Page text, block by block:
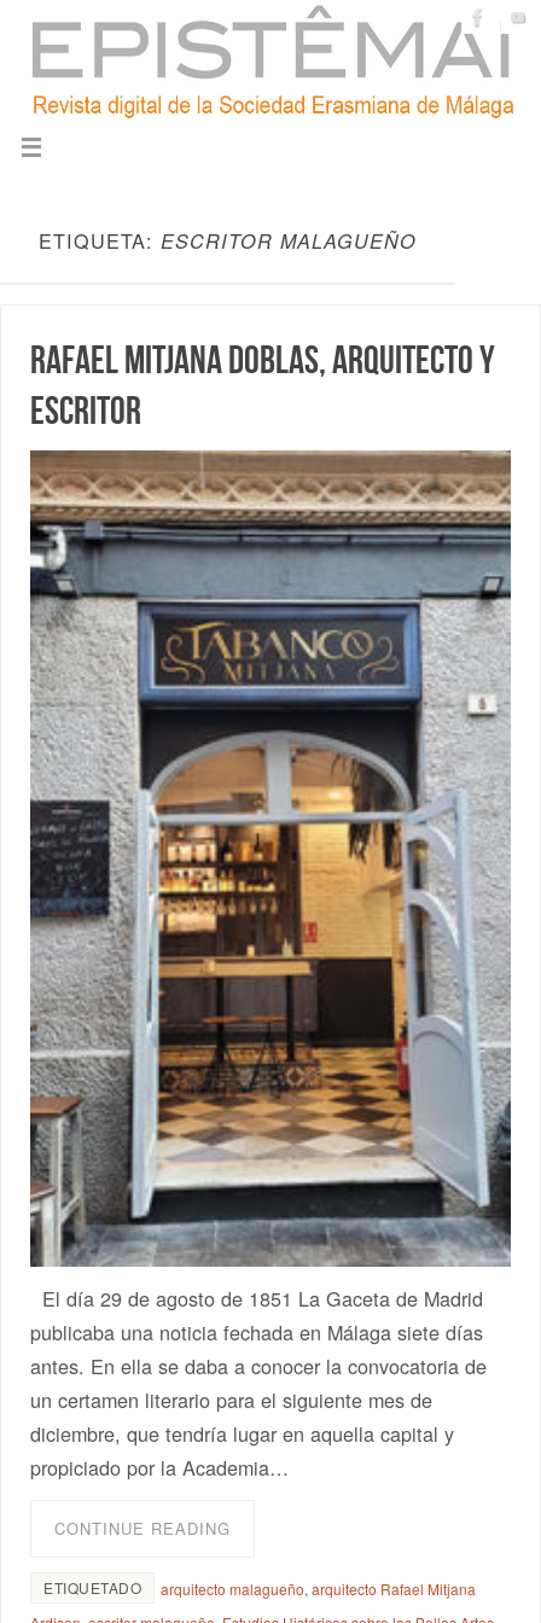
ETIQUETA: ESCRITOR MALAGUEÑO
Rafael Mitjana Doblas, arquitecto y
escritor
El día 29 de agosto de 1851 La Gaceta de Madrid
publicaba una noticia fechada en Málaga siete días
antes. En ella se daba a conocer la convocatoria de
un certamen literario para el siguiente mes de
diciembre, que tendría lugar en aquella capital y
propiciado por la Academia…
CONTINUE READING
ETIQUETADO arquitecto malagueño,arquitecto Rafael Mitjana